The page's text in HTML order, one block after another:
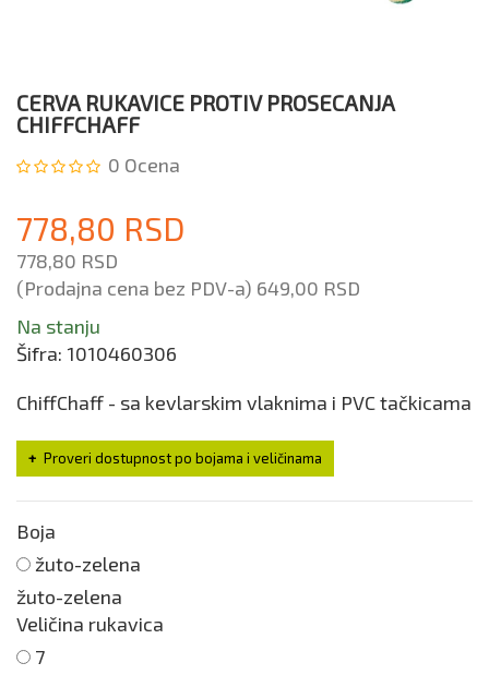
CERVA RUKAVICE PROTIV PROSECANJA
CHIFFCHAFF
0 Ocena
778,80 RSD
778,80 RSD
(Prodajna cena bez PDV-a) 649,00 RSD
Na stanju
Šifra: 1010460306
ChiffChaff - sa kevlarskim vlaknima i PVC tačkicama
Proveri dostupnost po bojama i veličinama
Boja
žuto-zelena
žuto-zelena
Veličina rukavica
7